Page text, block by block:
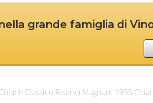
grande famiglia di
Classico Riserva Magnum 1995